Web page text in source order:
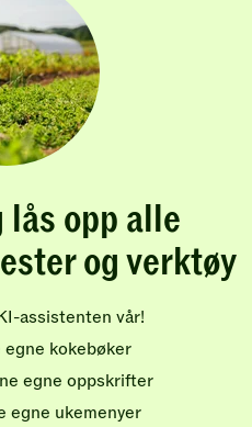
lås opp alle
og verktøy
assistenten vår!
egne kokebøker
egne oppskrifter
egne ukemenyer